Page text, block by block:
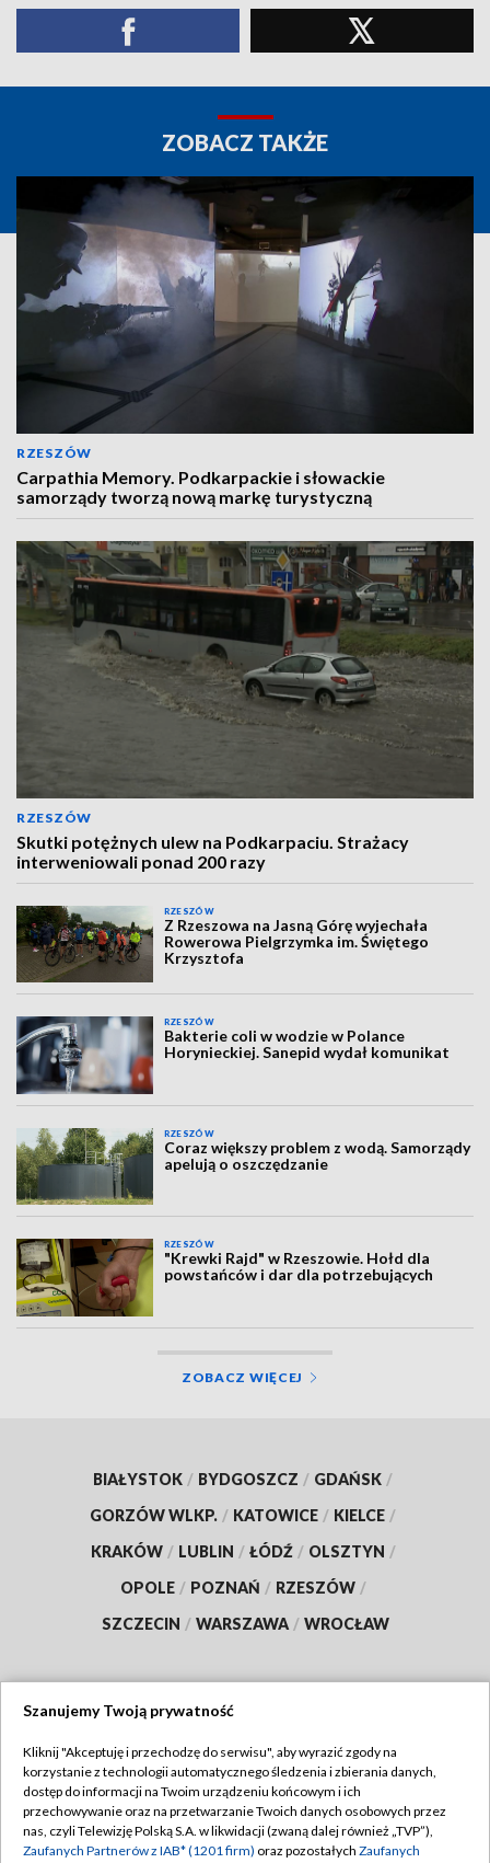
ZOBACZ TAKŻE
RZESZÓW
Carpathia Memory. Podkarpackie i słowackie
samorządy tworzą nową markę turystyczną
RZESZÓW
Skutki potężnych ulew na Podkarpaciu. Strażacy
interweniowali ponad 200 razy
RZESZÓW
Z Rzeszowa na Jasną Górę wyjechała
Rowerowa Pielgrzymka im. Świętego
Krzysztofa
RZESZÓW
Bakterie coli w wodzie w Polance
Horynieckiej. Sanepid wydał komunikat
RZESZÓW
Coraz większy problem z wodą. Samorządy
apelują o oszczędzanie
RZESZÓW
"Krewki Rajd" w Rzeszowie. Hołd dla
powstańców i dar dla potrzebujących
ZOBACZ WIĘCEJ
BIAŁYSTOK / BYDGOSZCZ / GDAŃSK /
GORZÓW WLKP. / KATOWICE / KIELCE /
KRAKÓW / LUBLIN / ŁÓDŹ / OLSZTYN /
OPOLE / POZNAŃ / RZESZÓW /
SZCZECIN / WARSZAWA / WROCŁAW
TVP
Abonament TVP
Emisja w TVP
Regulamin TVP
Polityka prywatności
Szanujemy Twoją prywatność
Kliknij "Akceptuję i przechodzę do serwisu", aby wyrazić zgody na
korzystanie z technologii automatycznego śledzenia i zbierania danych,
dostęp do informacji na Twoim urządzeniu końcowym i ich
przechowywanie oraz na przetwarzanie Twoich danych osobowych przez
nas, czyli Telewizję Polską S.A. w likwidacji (zwaną dalej również „TVP”),
Zaufanych Partnerów z IAB* (1201 firm) oraz pozostałych Zaufanych